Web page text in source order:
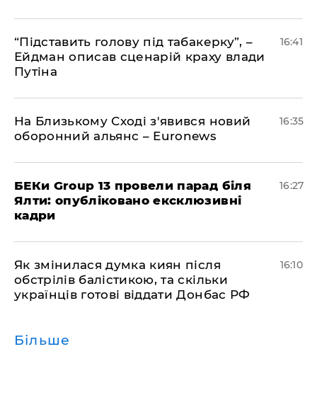
​“Підставить голову під табакерку”, –
Ейдман описав сценарій краху влади
Путіна
16:41
На Близькому Сході з'явився новий
оборонний альянс – Euronews
16:35
БЕКи Group 13 провели парад біля
Ялти: опубліковано ексклюзивні
кадри
16:27
Як змінилася думка киян після
обстрілів балістикою, та скільки
українців готові віддати Донбас РФ
16:10
Більше